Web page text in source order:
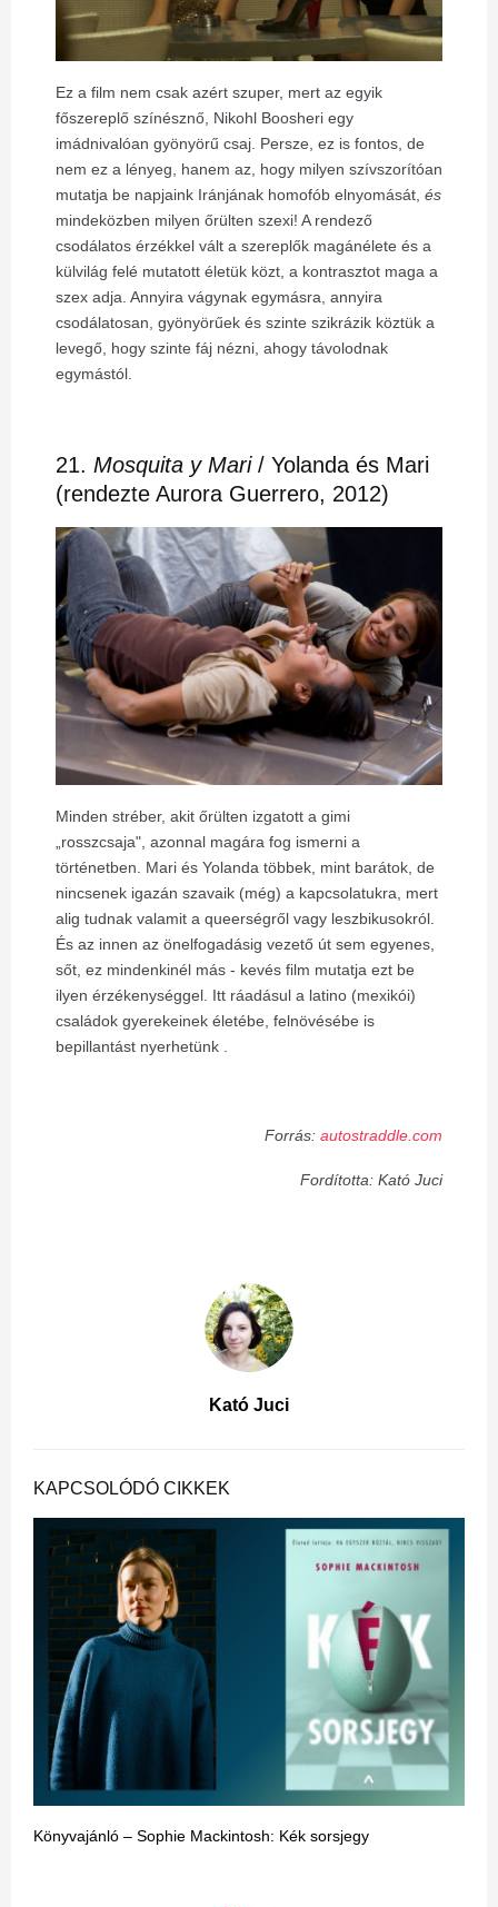
Ez a film nem csak azért szuper, mert az egyik
főszereplő színésznő, Nikohl Boosheri egy
imádnivalóan gyönyörű csaj. Persze, ez is fontos, de
nem ez a lényeg, hanem az, hogy milyen szívszorítóan
mutatja be napjaink Iránjának homofób elnyomását, és
mindeközben milyen őrülten szexi! A rendező
csodálatos érzékkel vált a szereplők magánélete és a
külvilág felé mutatott életük közt, a kontrasztot maga a
szex adja. Annyira vágynak egymásra, annyira
csodálatosan, gyönyörűek és szinte szikrázik köztük a
levegő, hogy szinte fáj nézni, ahogy távolodnak
egymástól.
21. Mosquita y Mari/ Yolanda és Mari
(rendezte Aurora Guerrero, 2012)
Minden stréber, akit őrülten izgatott a gimi
„rosszcsaja", azonnal magára fog ismerni a
történetben. Mari és Yolanda többek, mint barátok, de
nincsenek igazán szavaik (még) a kapcsolatukra, mert
alig tudnak valamit a queerségről vagy leszbikusokról.
És az innen az önelfogadásig vezető út sem egyenes,
sőt, ez mindenkinél más - kevés film mutatja ezt be
ilyen érzékenységgel. Itt ráadásul a latino (mexikói)
családok gyerekeinek életébe, felnövésébe is
bepillantást nyerhetünk .
Forrás: autostraddle.com
Fordította: Kató Juci
Kató Juci
KAPCSOLÓDÓ CIKKEK
Könyvajánló – Sophie Mackintosh: Kék sorsjegy